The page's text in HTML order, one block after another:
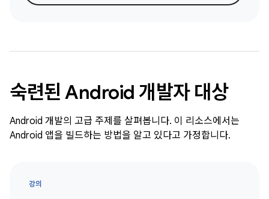
숙련된 Android 개발자 대상
Android 개발의 고급 주제를 살펴봅니다. 이 리소스에서는
Android 앱을 빌드하는 방법을 알고 있다고 가정합니다.
강의